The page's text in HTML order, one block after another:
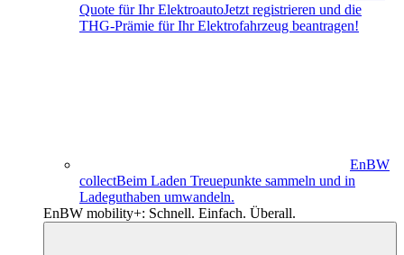
Quote für Ihr ElektroautoJetzt registrieren und die
THG-Prämie für Ihr Elektro­fahrzeug beantragen!
EnBW
collectBeim Laden Treuepunkte sammeln und in
Ladeguthaben umwandeln.
EnBW mobility+: Schnell. Einfach. Überall.